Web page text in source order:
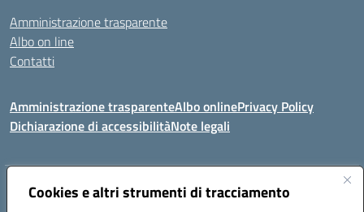
Cookies e altri strumenti di tracciamento
Amministrazione trasparente
Albo on line
Contatti
Amministrazione trasparenteAlbo onlinePrivacy Policy
Dichiarazione di accessibilitàNote legali
Indirizzo:Via Tirso, 07011 Bono (SS)